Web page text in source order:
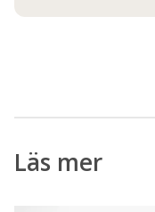
Läs mer